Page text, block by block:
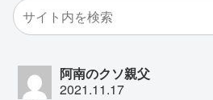
阿南のクソ親父
2021.11.17